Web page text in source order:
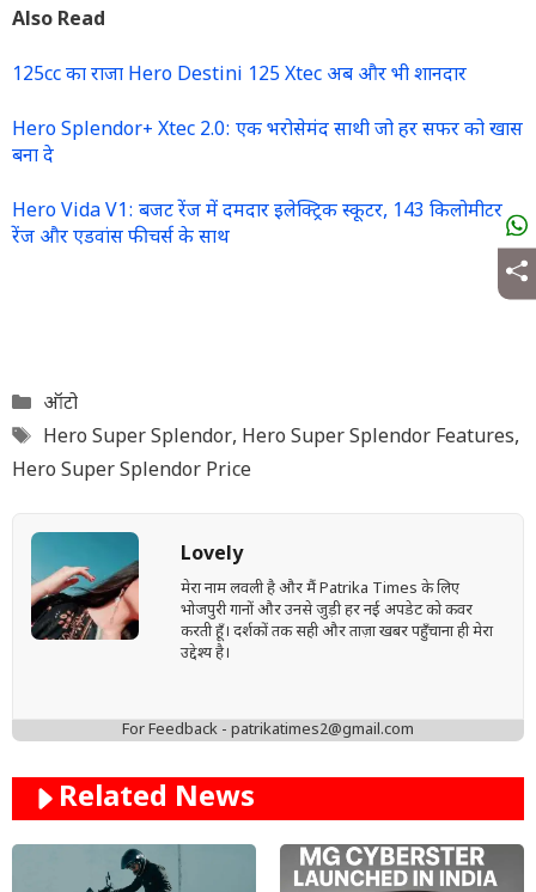
Also Read
125cc का राजा Hero Destini 125 Xtec अब और भी शानदार
Hero Splendor+ Xtec 2.0: एक भरोसेमंद साथी जो हर सफर को खास
बना दे
Hero Vida V1: बजट रेंज में दमदार इलेक्ट्रिक स्कूटर, 143 किलोमीटर
रेंज और एडवांस फीचर्स के साथ
Categories
ऑटो
Tags
Hero Super Splendor, Hero Super Splendor Features,
Hero Super Splendor Price
Lovely
मेरा नाम लवली है और मैं Patrika Times के लिए
भोजपुरी गानों और उनसे जुड़ी हर नई अपडेट को कवर
करती हूँ। दर्शकों तक सही और ताज़ा खबर पहुँचाना ही मेरा
उद्देश्य है।
For Feedback - patrikatimes2@gmail.com
Related News